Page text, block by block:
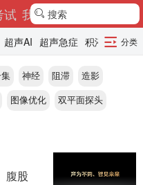
试 我的 搜索
超声AI 超声急症 积液 造影分类
新
神经 阻滞
造影
图像优化
双平面探头
腹股